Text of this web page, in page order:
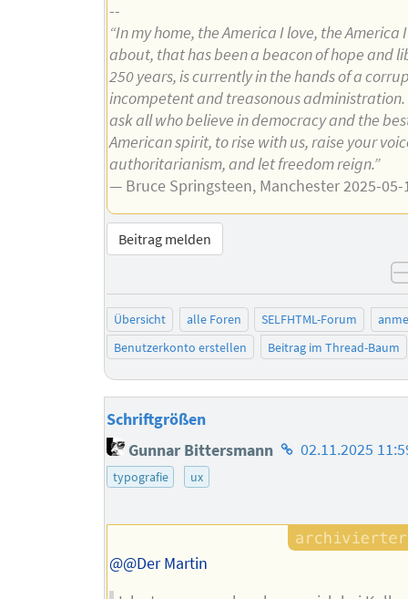
--
“In my home, the America I love, the
about, that has been a beacon of hope and
250 years, is currently in the hands of a
incompetent and treasonous administration.
ask all who believe in democracy and the
American spirit, to rise with us, raise your
authoritarianism, and let freedom reign.”
— Bruce Springsteen, Manchester 2025-05-
Beitrag melden
Übersicht alle Foren SELFHTML-Forum
Benutzerkonto erstellen
Beitrag im Thread-Baum
Schriftgrößen
Gunnar Bittersmann Homepage
02.11.2025
typografie ux
@@Der Martin